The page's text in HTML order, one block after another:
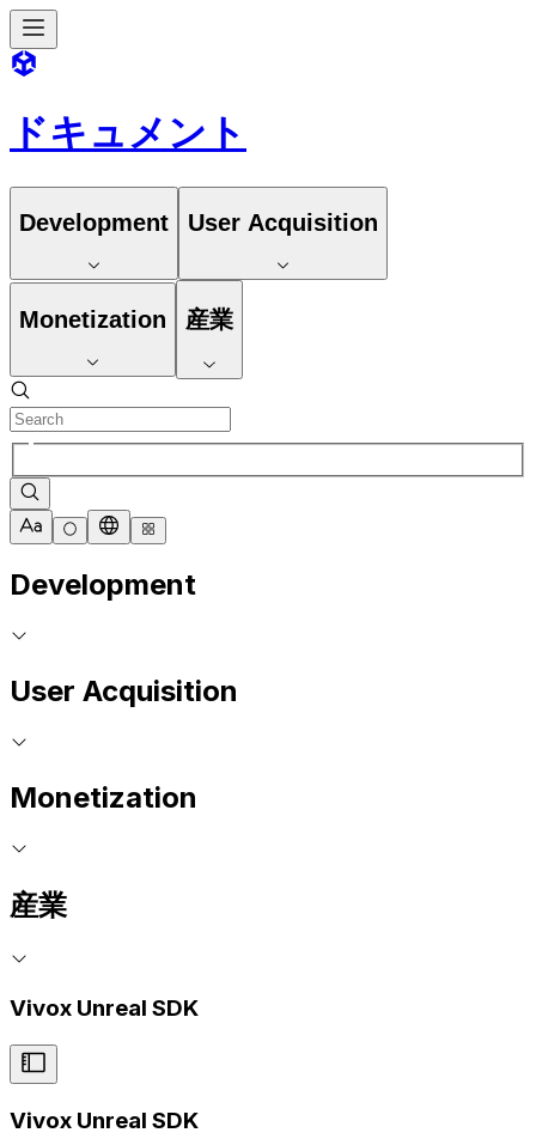
ドキュメント
Development User Acquisition
Monetization 産業
Development
User Acquisition
Monetization
産業
Vivox Unreal SDK
Vivox Unreal SDK